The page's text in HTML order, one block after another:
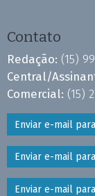
Contato
Redação: (15)
Central/
Comercial: (15)
Enviar e-mail
Enviar e-mail
Enviar e-mail